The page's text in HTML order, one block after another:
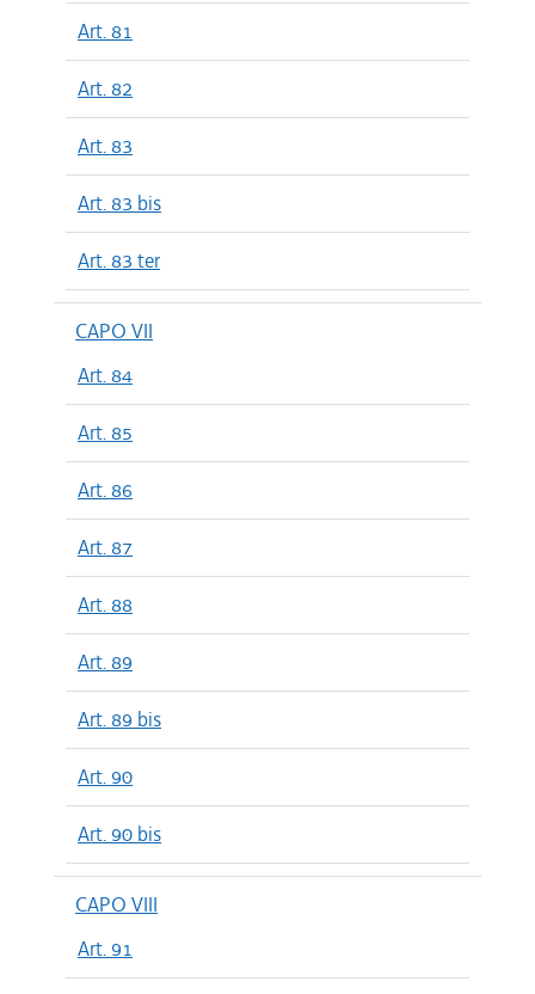
Art. 81
Art. 82
Art. 83
Art. 83 bis
Art. 83 ter
CAPO VII
Art. 84
Art. 85
Art. 86
Art. 87
Art. 88
Art. 89
Art. 89 bis
Art. 90
Art. 90 bis
CAPO VIII
Art. 91